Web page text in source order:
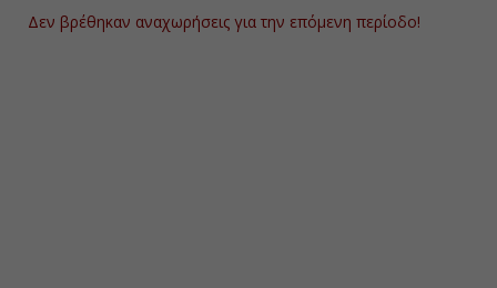
Δεν βρέθηκαν αναχωρήσεις για την επόμενη περίοδο!